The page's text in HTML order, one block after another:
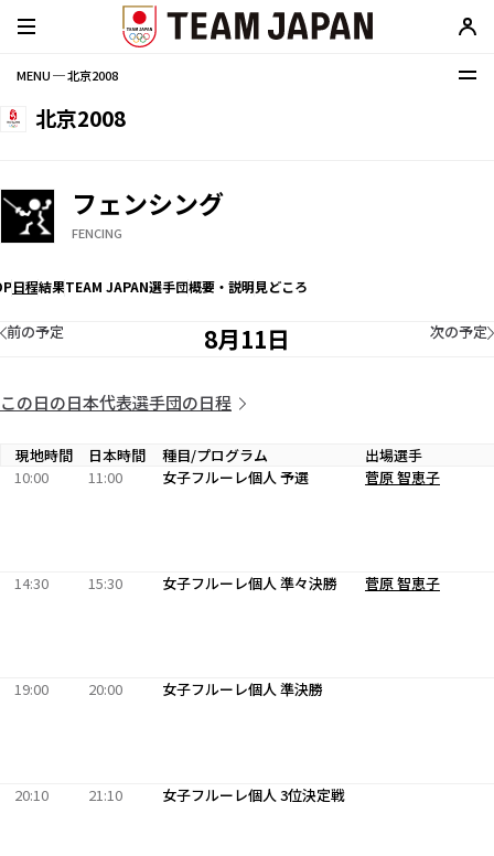
MENU ─ 北京2008
北京2008
フェンシング
FENCING
日程結果TEAM JAPAN選手団概要・説明見どころ
8月11日
前の予定 次の予定
この日の日本代表選手団の日程
現地時間 日本時間 種目/プログラム
出場選手
10:00
11:00 女子フルーレ個人 予選 菅原 智恵子
14:30 15:30 女子フルーレ個人 準々決勝 菅原 智恵子
19:00 20:00 女子フルーレ個人 準決勝
20:10 21:10 女子フルーレ個人 3位決定戦